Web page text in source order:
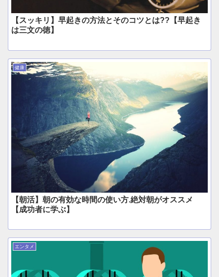
【スッキリ】早起きの方法とそのコツとは??【早起き
は三文の徳】
健康
【朝活】朝の有効な時間の使い方.絶対朝がオススメ
【成功者に学ぶ】
エンタメ